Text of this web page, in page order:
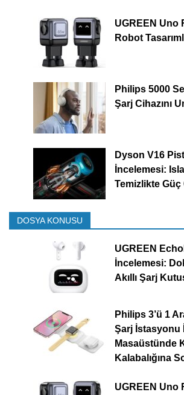
UGREEN Uno
Robot
Philips 5000
Şarj Cihazını
Dyson V16
İncelemesi:
Temizlikte Güç
DOSYA KONUSU
UGREEN
İncelemesi:
Akıllı Şarj
Philips 3’ü 1
Şarj İstasyonu
Masaüstünde
Kalabalığına
UGREEN Uno